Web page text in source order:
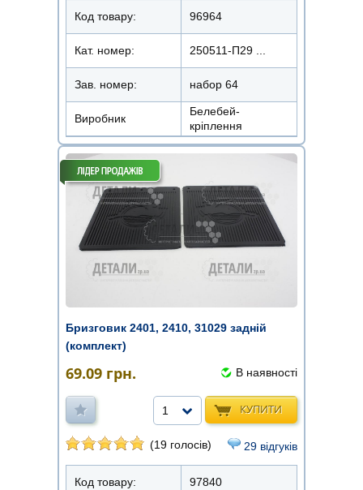
Код товару: 96964
Кат. номер: 250511-П29 ...
Зав. номер: набор 64
Виробник
Белебей-
кріплення
Бризговик 2401, 2410, 31029 задній
(комплект)
69.09 грн. В наявності
КУПИТИ
1
(19 голосів) 29 відгуків
Код товару: 97840